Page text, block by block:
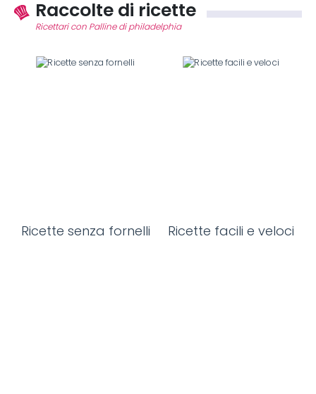
Raccolte di ricette
Ricettari con Palline di philadelphia
Ricette senza fornelli Ricette facili e veloci